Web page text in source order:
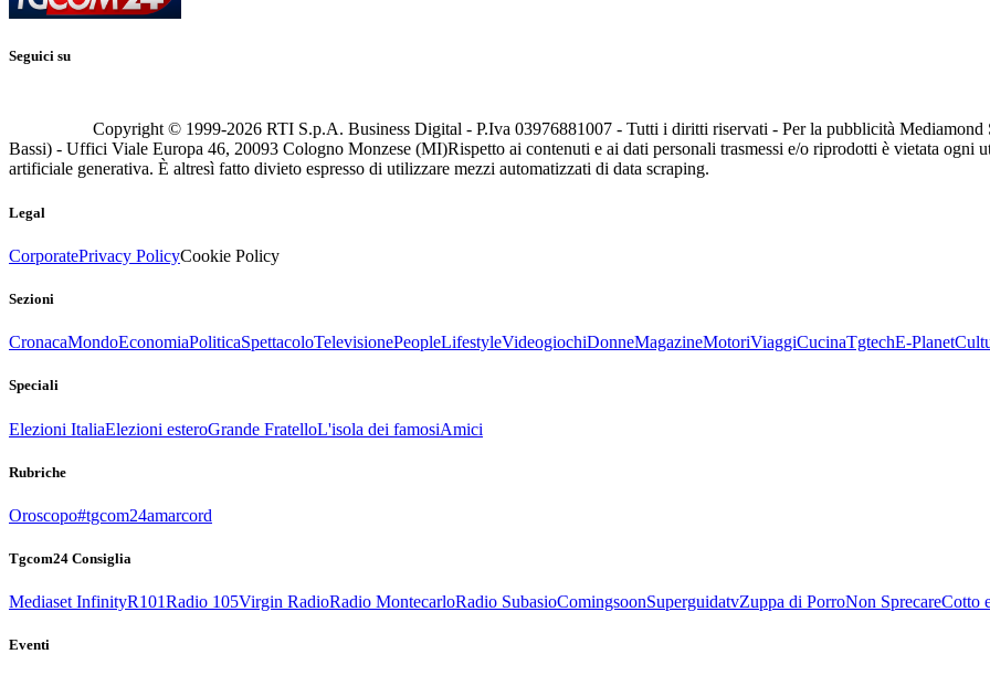
Seguici su
Copyright © 1999-2026 RTI S.p.A. Business Digital - P.Iva 03976881007 - Tutti i diritti riservati - Per la pubblicità
Bassi) - Uffici Viale Europa 46, 20093 Cologno Monzese (MI)Rispetto ai contenuti e ai dati personali trasmessi e/o riprodotti è vietata ogni
artificiale generativa. È altresì fatto divieto espresso di utilizzare mezzi automatizzati di data scraping.
Legal
CorporatePrivacy PolicyCookie Policy
Sezioni
CronacaMondoEconomiaPoliticaSpettacoloTelevisionePeopleLifestyleVideogiochiDonneMagazineMotoriViaggiCucinaTgtechE-Planet
Speciali
Elezioni ItaliaElezioni esteroGrande FratelloL'isola dei famosiAmici
Rubriche
Oroscopo#tgcom24amarcord
Tgcom24 Consiglia
Mediaset InfinityR101Radio 105Virgin RadioRadio MontecarloRadio SubasioComingsoonSuperguidatvZuppa di PorroNon SprecareCotto
Eventi